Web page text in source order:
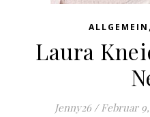
ALLGEMEIN ,
Laura
Jenny26 / Februar